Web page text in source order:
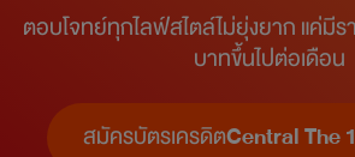
ตอบโจทย์ทุกไลฟ์สไตล์ไม่ยุ่งยาก แค่มีร
บาทขึ้นไปต่อเดือน​
สมัครบัตรเครดิตCentral The